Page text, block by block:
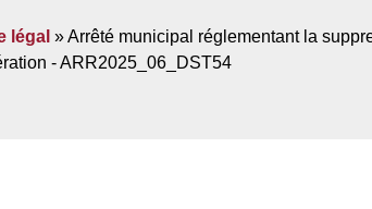
légal » Arrêté municipal réglementant la
- ARR2025_06_DST54